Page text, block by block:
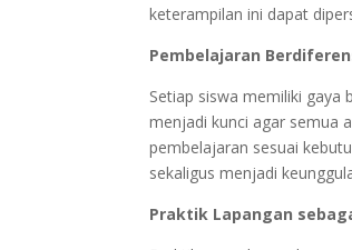
keterampilan ini dapat
Pembelajaran
Setiap siswa memiliki gaya
menjadi kunci agar semua
pembelajaran sesuai
sekaligus menjadi
Praktik Lapangan